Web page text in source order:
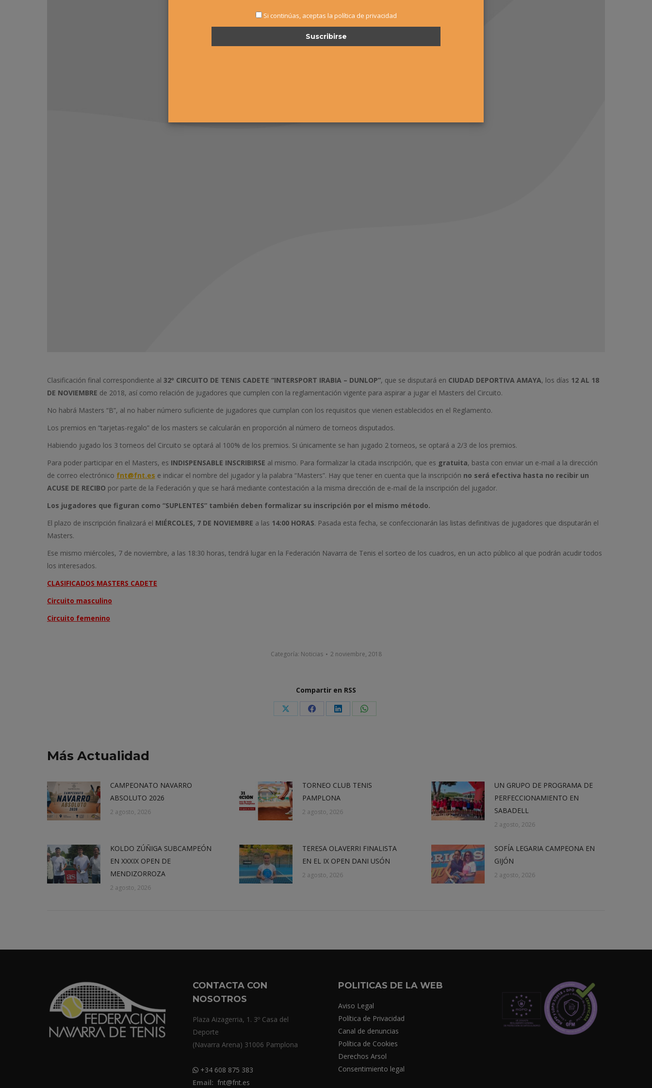
Clasificación final correspondiente al 32º CIRCUITO DE TENIS CADETE “INTERSPORT IRABIA – DUNLOP”, que se disputará en CIUDAD DEPORTIVA AMAYA, los días 12 AL 18
DE NOVIEMBRE de 2018, así como relación de jugadores que cumplen con la reglamentación vigente para aspirar a jugar el Masters del Circuito.
No habrá Masters “B”, al no haber número suficiente de jugadores que cumplan con los requisitos que vienen establecidos en el Reglamento.
Los premios en “tarjetas-regalo” de los masters se calcularán en proporción al número de torneos disputados.
Habiendo jugado los 3 torneos del Circuito se optará al 100% de los premios. Si únicamente se han jugado 2 torneos, se optará a 2/3 de los premios.
Para poder participar en el Masters, es INDISPENSABLE INSCRIBIRSE al mismo. Para formalizar la citada inscripción, que es gratuita, basta con enviar un e-mail a la dirección
de correo electrónico fnt@fnt.es e indicar el nombre del jugador y la palabra “Masters”. Hay que tener en cuenta que la inscripción no será efectiva hasta no recibir un
ACUSE DE RECIBO por parte de la Federación y que se hará mediante contestación a la misma dirección de e-mail de la inscripción del jugador.
Los jugadores que figuran como “SUPLENTES” también deben formalizar su inscripción por el mismo método.
El plazo de inscripción finalizará el MIÉRCOLES, 7 DE NOVIEMBRE a las 14:00 HORAS. Pasada esta fecha, se confeccionarán las listas definitivas de jugadores que disputarán el
Masters.
Ese mismo miércoles, 7 de noviembre, a las 18:30 horas, tendrá lugar en la Federación Navarra de Tenis el sorteo de los cuadros, en un acto público al que podrán acudir todos
los interesados.
CLASIFICADOS MASTERS CADETE
Circuito masculino
Circuito femenino
Categoría: Noticias 2 noviembre, 2018
Compartir en RSS
Share Share Share Share
Más Actualidad
CAMPEONATO NAVARRO
ABSOLUTO 2026
2 agosto, 2026
TORNEO CLUB TENIS
PAMPLONA
2 agosto, 2026
UN GRUPO DE PROGRAMA DE
PERFECCIONAMIENTO EN
SABADELL
2 agosto, 2026
KOLDO ZÚÑIGA SUBCAMPEÓN
EN XXXIX OPEN DE
MENDIZORROZA
2 agosto, 2026
TERESA OLAVERRI FINALISTA
EN EL IX OPEN DANI USÓN
2 agosto, 2026
SOFÍA LEGARIA CAMPEONA EN
GIJÓN
2 agosto, 2026
CONTACTA CON
NOSOTROS
Plaza Aizagerria, 1. 3º Casa del
Deporte
(Navarra Arena) 31006 Pamplona
+34 608 875 383
Email: fnt@fnt.es
POLITICAS DE LA WEB
Aviso Legal
Política de Privacidad
Canal de denuncias
Política de Cookies
Derechos Arsol
Consentimiento legal
Si continúas, aceptas la política de privacidad